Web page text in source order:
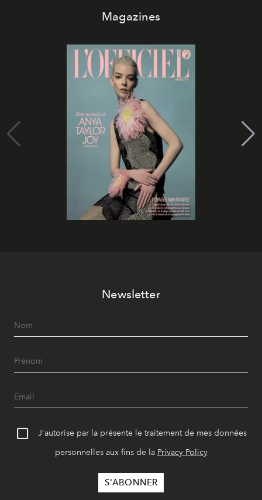
Magazines
Newsletter
J'autorise par la présente le traitement de mes données
personnelles aux fins de la Privacy Policy